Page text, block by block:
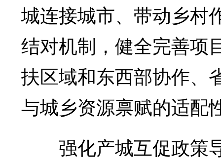
城连接城市、带动乡村
结对机制，健全完善项
扶区域和东西部协作、
与城乡资源禀赋的适配
强化产城互促政策